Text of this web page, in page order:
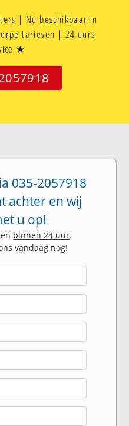
| Nu beschikbaar in
tarieven | 24 uurs
★
035-2057918
achter en wij
u op!
binnen 24 uur.
vandaag nog!